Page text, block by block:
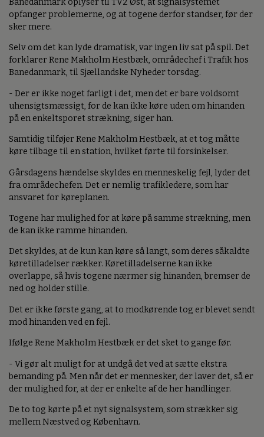
Banedanmark oplyser til TV2 Øst, at signalsystemet
opfanger problemerne, og at togene derfor standser, før der
sker mere.
Selv om det kan lyde dramatisk, var ingen liv sat på spil. Det
forklarer Rene Makholm Hestbæk, områdechef i Trafik hos
Banedanmark, til Sjællandske Nyheder torsdag.
- Der er ikke noget farligt i det, men det er bare voldsomt
uhensigtsmæssigt, for de kan ikke køre uden om hinanden
på en enkeltsporet strækning, siger han.
Samtidig tilføjer Rene Makholm Hestbæk, at et tog måtte
køre tilbage til en station, hvilket førte til forsinkelser.
Gårsdagens hændelse skyldes en menneskelig fejl, lyder det
fra områdechefen. Det er nemlig trafikledere, som har
ansvaret for køreplanen.
Togene har mulighed for at køre på samme strækning, men
de kan ikke ramme hinanden.
Det skyldes, at de kun kan køre så langt, som deres såkaldte
køretilladelser rækker. Køretilladelserne kan ikke
overlappe, så hvis togene nærmer sig hinanden, bremser de
ned og holder stille.
Det er ikke første gang, at to modkørende tog er blevet sendt
mod hinanden ved en fejl.
Ifølge Rene Makholm Hestbæk er det sket to gange før.
- Vi gør alt muligt for at undgå det ved at sætte ekstra
bemanding på. Men når det er mennesker, der laver det, så er
der mulighed for, at der er enkelte af de her handlinger.
De to tog kørte på et nyt signalsystem, som strækker sig
mellem Næstved og København.